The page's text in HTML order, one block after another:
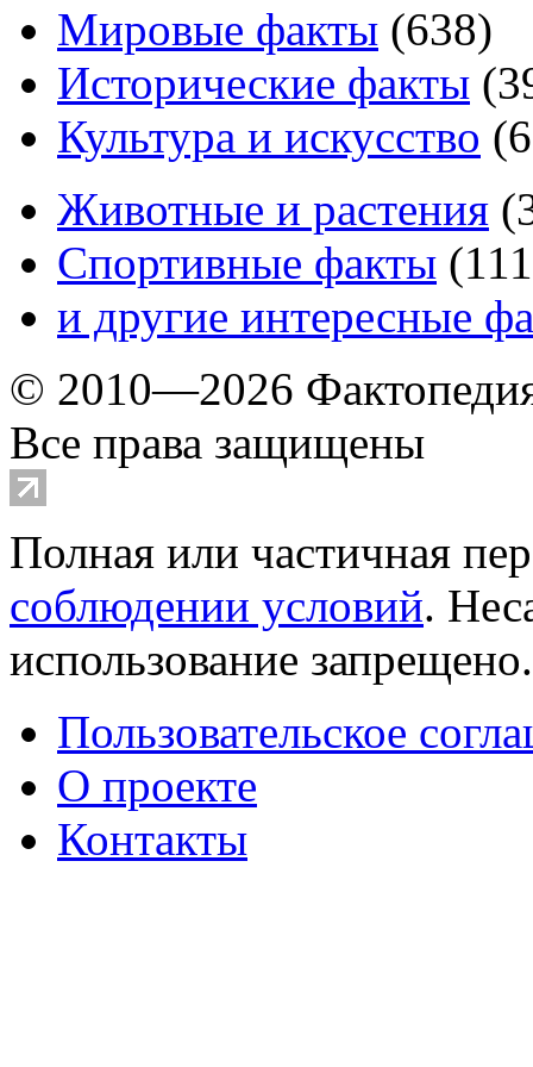
Мировые факты (638)
Исторические факты (
Культура и искусство (
Животные и растения (
Спортивные факты (111
и другие интересные
© 2010—2026
Все права защищены
Полная или частичная
соблюдении условий.
использование
Пользовательское
О проекте
Контакты